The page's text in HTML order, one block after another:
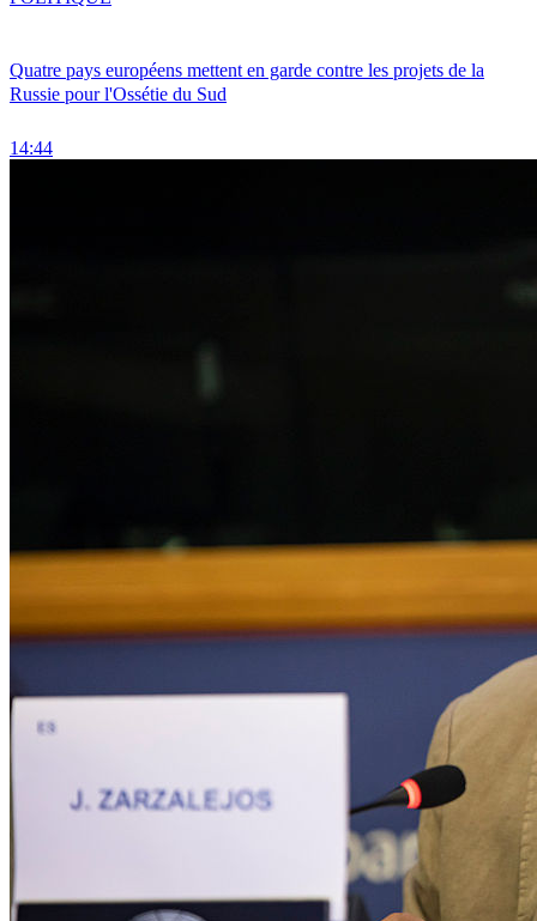
Quatre pays européens mettent en garde contre les projets de la
Russie pour l'Ossétie du Sud
14:44